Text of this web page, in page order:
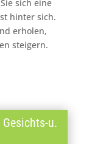
sich eine
hinter sich.
erholen,
steigern.
u.